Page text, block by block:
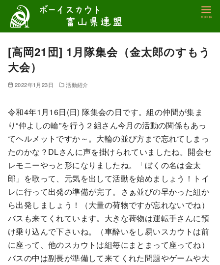
テ
[高岡21団] 1月隊集会（金太郎のすもう
大会）
2022年1月23日 活動紹介
令和4年1月16日(日) 隊集会の日です。組の仲間が集ま
り“仲よしの輪”を行う２組さん今月の活動の関係もあっ
てヘルメットですか～。大輪の並び方まで忘れてしまっ
たのかな？DLさんに声を掛けられていましたね。開会セ
レモニーやっと形になりましたね。「ぼくの名は金太
郎」を歌って、元気を出して活動を始めましょう！トイ
レに行って出発の準備が完了。さぁ並びの早かった組か
ら出発しましょう！（大量の荷物ですが忘れないでね）
バスも来てくれています。大きな荷物は運転手さんに預
け乗り込んで下さいね。（車酔いをし易いスカウトは前
に座って、他のスカウトは組毎にまとまって座ってね）
バスの中は副長が準備して来てくれた問題やゲームや大